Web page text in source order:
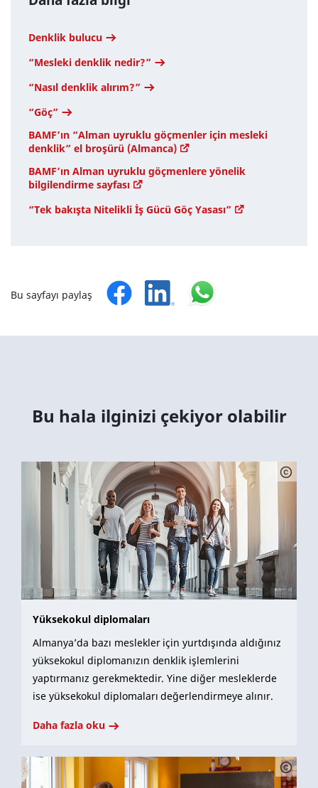
Denklik bulucu
“Mesleki denklik nedir?”
“Nasıl denklik alırım?”
“Göç”
BAMF’ın “Alman uyruklu göçmenler için mesleki
denklik” el broşürü (Almanca)
BAMF’ın Alman uyruklu göçmenlere yönelik
bilgilendirme sayfası
“Tek bakışta Nitelikli İş Gücü Göç Yasası”
Bu sayfayı paylaş
Bu hala ilginizi çekiyor olabilir
Yüksekokul diplomaları
Almanya’da bazı meslekler için yurtdışında aldığınız
yüksekokul diplomanızın denklik işlemlerini
yaptırmanız gerekmektedir. Yine diğer mesleklerde
ise yüksekokul diplomaları değerlendirmeye alınır.
Daha fazla oku